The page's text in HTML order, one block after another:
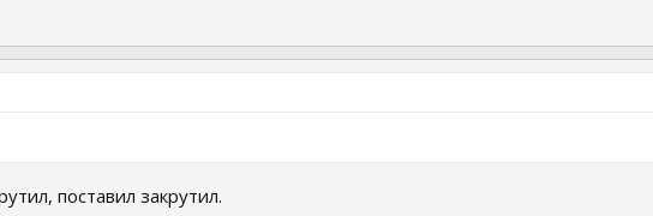
поставил закрутил.